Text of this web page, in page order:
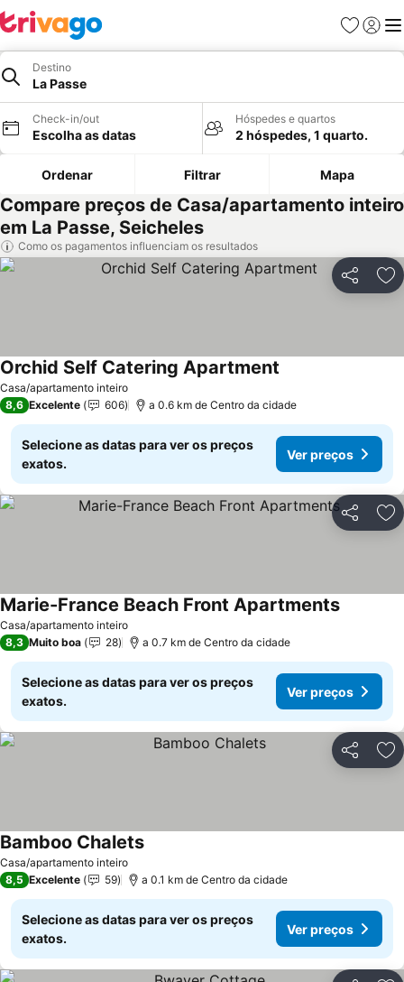
Favoritos
Iniciar
Destino
La Passe
Check-in/out
Escolha as datas
Hóspedes e quartos
2 hóspedes, 1 quarto.
Ordenar Filtrar Mapa
Compare preços de Casa/apartamento inteiro
em La Passe, Seicheles
Como os pagamentos influenciam os resultados
Partilhar
Casa/apartamento inteiro
Orchid Self Catering Apartment
8,6 Excelente 606 a 0.6 km de Centro da cidade
Selecione as datas para ver os preços
exatos.
Ver preços
Partilhar
Casa/apartamento inteiro
Marie-France Beach Front Apartments
8,3 Muito boa 28 a 0.7 km de Centro da cidade
Selecione as datas para ver os preços
exatos.
Ver preços
Partilhar
Casa/apartamento inteiro
Bamboo Chalets
8,5 Excelente 59 a 0.1 km de Centro da cidade
Selecione as datas para ver os preços
exatos.
Ver preços